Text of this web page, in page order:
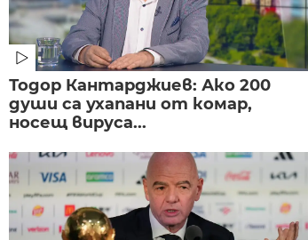
Тодор Кантарджиев: Ако 200
души са ухапани от комар,
носещ вируса...